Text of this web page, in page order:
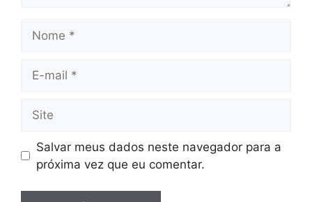
mail
Salvar meus dados neste navegador para a
próxima vez que eu comentar.